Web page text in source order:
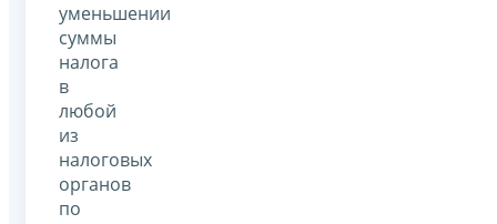
уменьшении
суммы
налога
в
любой
из
налоговых
органов
по